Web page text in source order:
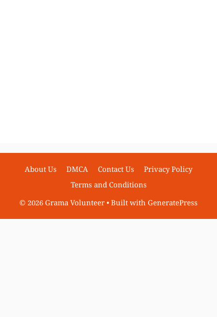
About Us DMCA Contact Us
Privacy Policy
Terms and Conditions
© 2026 Grama Volunteer • Built with GeneratePress